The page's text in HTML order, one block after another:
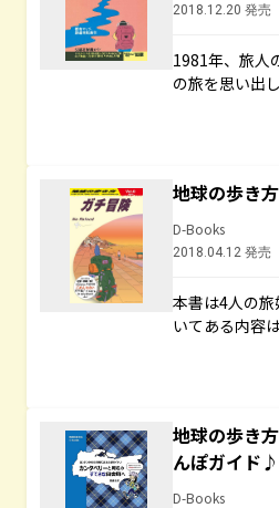
2018.12.20 発売
1981年、旅人
の旅を思い出
地球の歩き
D-Books
2018.04.12 発売
本書は4人の
いてある内容
地球の歩き
んぽガイド♪
D-Books